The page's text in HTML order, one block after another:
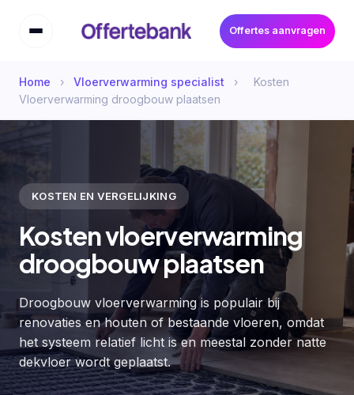
Offertes aanvragen
Home › Vloerverwarming specialist ›
Kosten
Vloerverwarming droogbouw plaatsen
KOSTEN EN VERGELIJKING
Kosten vloerverwarming
droogbouw plaatsen
Droogbouw vloerverwarming is populair bij
renovaties en houten of bestaande vloeren, omdat
het systeem relatief licht is en meestal zonder natte
dekvloer wordt geplaatst.